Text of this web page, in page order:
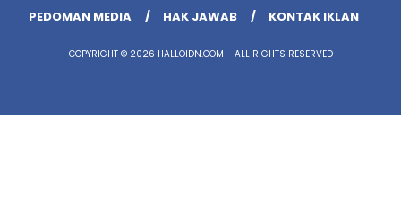
PEDOMAN MEDIA
HAK JAWAB KONTAK IKLAN
COPYRIGHT © 2026 HALLOIDN.COM - ALL RIGHTS RESERVED